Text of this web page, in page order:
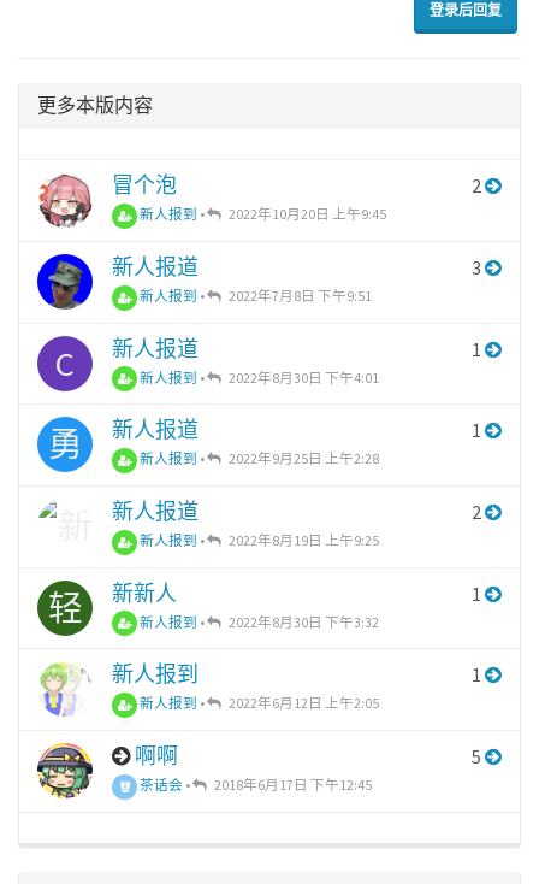
登录后回复
更多本版内容
冒个泡
新人报到 • 2022年10月20日 上午9:45
2
新人报道
新人报到 • 2022年7月8日 下午9:51
3
C 新人报道
新人报到 • 2022年8月30日 下午4:01
1
勇 新人报道
新人报到 • 2022年9月25日 上午2:28
1
新人报道
新人报到 • 2022年8月19日 上午9:25
2
轻 新新人
新人报到 • 2022年8月30日 下午3:32
1
新人报到
新人报到 • 2022年6月12日 上午2:05
1
啊啊
茶话会 • 2018年6月17日 下午12:45
5